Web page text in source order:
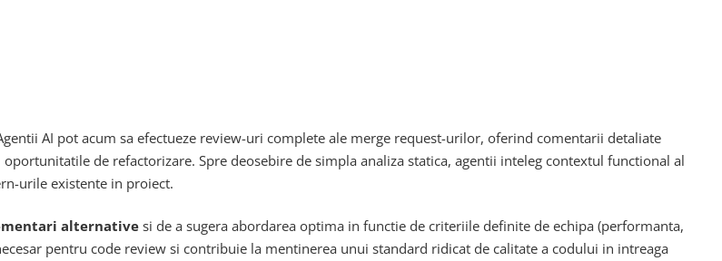
AI pot acum sa efectueze review-uri complete ale merge request-urilor, oferind comentarii detaliate
de refactorizare. Spre deosebire de simpla analiza statica, agentii inteleg contextul functional al
urile existente in proiect.
alternativesi de a sugera abordarea optima in functie de criteriile definite de echipa (performanta,
pentru code review si contribuie la mentinerea unui standard ridicat de calitate a codului in intreaga